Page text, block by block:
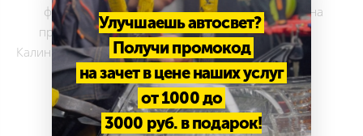
фар любых авто,
представленных в
Калининградской области
И на работы, и на
материалы
Улучшаешь автосвет?
Получи промокод
на зачет в цене наших услуг
от 1000 до
3000 руб. в подарок!